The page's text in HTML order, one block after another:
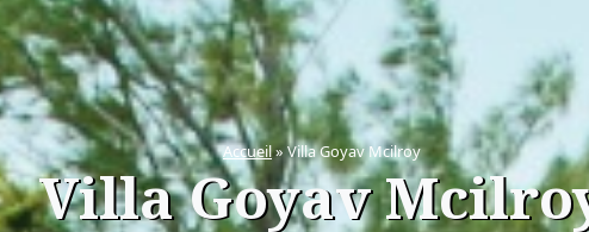
Accueil» Villa Goyav Mcilroy
Villa Goyav